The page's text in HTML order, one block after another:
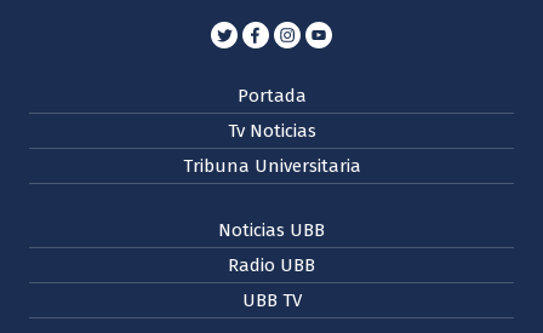
Portada
Tv Noticias
Tribuna Universitaria
Noticias UBB
Radio UBB
UBB TV